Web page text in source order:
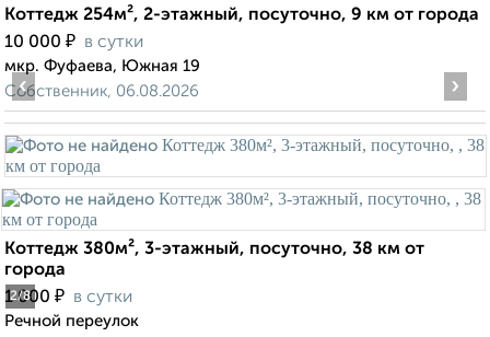
Коттедж 254м², 2-этажный, посуточно, 9 км от города
10 000 ₽ в сутки
мкр. Фуфаева, Южная 19
Собственник, 06.08.2026
2/8
‹ ›
Коттедж 380м², 3-этажный, посуточно, 38 км от
города
1 000 ₽ в сутки
Речной переулок